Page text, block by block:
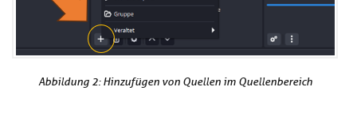
Abbildung 2: Hinzufügen von Quellen im Quellenbereich